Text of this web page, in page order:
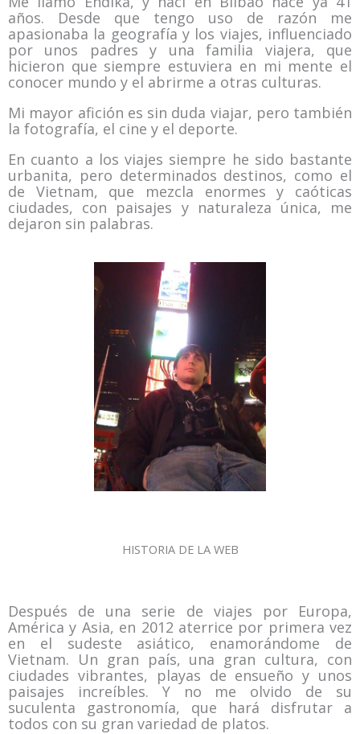
años. Desde que tengo uso de razón me
apasionaba la geografía y los viajes, influenciado
por unos padres y una familia viajera, que
hicieron que siempre estuviera en mi mente el
conocer mundo y el abrirme a otras culturas.
Mi mayor afición es sin duda viajar, pero también
la fotografía, el cine y el deporte.
En cuanto a los viajes siempre he sido bastante
urbanita, pero determinados destinos, como el
de Vietnam, que mezcla enormes y caóticas
ciudades, con paisajes y naturaleza única, me
dejaron sin palabras.
HISTORIA DE LA WEB
Después de una serie de viajes por Europa,
América y Asia, en 2012 aterrice por primera vez
en el sudeste asiático, enamorándome de
Vietnam. Un gran país, una gran cultura, con
ciudades vibrantes, playas de ensueño y unos
paisajes increíbles. Y no me olvido de su
suculenta gastronomía, que hará disfrutar a
todos con su gran variedad de platos.